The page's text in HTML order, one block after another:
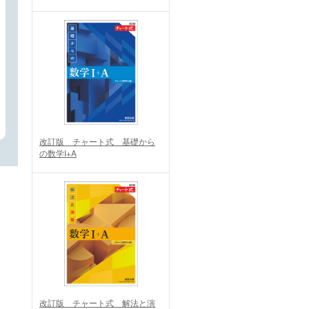
改訂版 チャート式 基礎から
の数学I+A
改訂版 チャート式 解法と演